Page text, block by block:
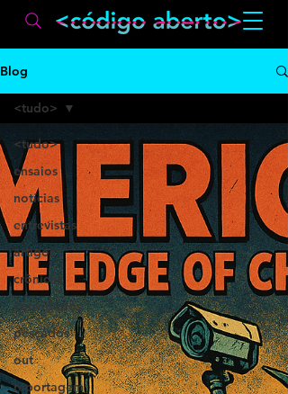
Blog
<tudo>
ensaios
notícias
entrevistas
artigos
crônicas
convidados
pescados
out
reportagem
<tudo>